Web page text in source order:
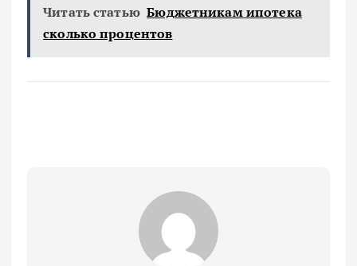
Читать статью Бюджетникам ипотека
сколько процентов